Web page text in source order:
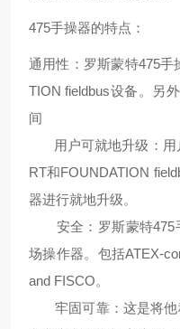
475手操器的特点：
通用性：罗斯蒙特475手
TION fieldbus设备。另
间
用户可就地升级：用
RT和FOUNDATION
器进行就地升级。
安全：罗斯蒙特475
场操作器。包括ATEX-
and FISCO。
牢固可靠：这是将他